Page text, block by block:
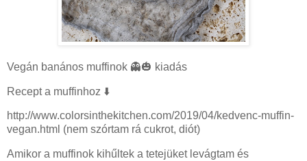
Vegán banános muffinok 👻🎃 kiadás
Recept a muffinhoz ⬇️
http://www.colorsinthekitchen.com/2019/04/kedvenc-muffin-
vegan.html (nem szórtam rá cukrot, diót)
Amikor a muffinok kihűltek a tetejüket levágtam és